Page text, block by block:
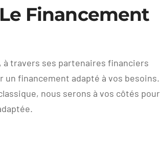
Financement
à travers ses partenaires financiers
un financement adapté à vos besoins.
nous serons à vos côtés pour